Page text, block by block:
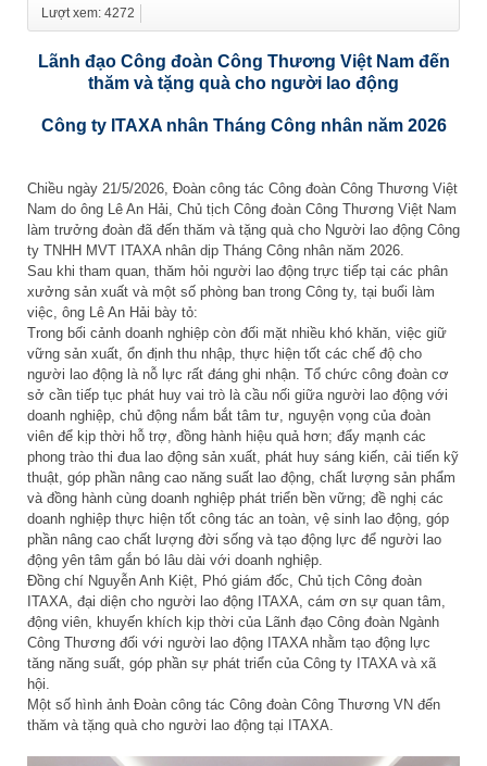
Lượt xem: 4272
Lãnh đạo Công đoàn Công Thương Việt Nam đến
thăm và tặng quà cho người lao động
Công ty ITAXA nhân Tháng Công nhân năm 2026
Chiều ngày 21/5/2026, Đoàn công tác Công đoàn Công Thương Việt
Nam do ông Lê An Hải, Chủ tịch Công đoàn Công Thương Việt Nam
làm trưởng đoàn đã đến thăm và tặng quà cho Người lao động Công
ty TNHH MVT ITAXA nhân dịp Tháng Công nhân năm 2026.
Sau khi tham quan, thăm hỏi người lao động trực tiếp tại các phân
xưởng sản xuất và một số phòng ban trong Công ty, tại buổi làm
việc, ông Lê An Hải bày tỏ:
Trong bối cảnh doanh nghiệp còn đối mặt nhiều khó khăn, việc giữ
vững sản xuất, ổn định thu nhập, thực hiện tốt các chế độ cho
người lao động là nỗ lực rất đáng ghi nhận. Tổ chức công đoàn cơ
sở cần tiếp tục phát huy vai trò là cầu nối giữa người lao động với
doanh nghiệp, chủ động nắm bắt tâm tư, nguyện vọng của đoàn
viên để kịp thời hỗ trợ, đồng hành hiệu quả hơn; đẩy mạnh các
phong trào thi đua lao động sản xuất, phát huy sáng kiến, cải tiến kỹ
thuật, góp phần nâng cao năng suất lao động, chất lượng sản phẩm
và đồng hành cùng doanh nghiệp phát triển bền vững; đề nghị các
doanh nghiệp thực hiện tốt công tác an toàn, vệ sinh lao động, góp
phần nâng cao chất lượng đời sống và tạo động lực để người lao
động yên tâm gắn bó lâu dài với doanh nghiệp.
Đồng chí Nguyễn Anh Kiệt, Phó giám đốc, Chủ tịch Công đoàn
ITAXA, đại diện cho người lao động ITAXA, cám ơn sự quan tâm,
động viên, khuyến khích kịp thời của Lãnh đạo Công đoàn Ngành
Công Thương đối với người lao động ITAXA nhằm tạo động lực
tăng năng suất, góp phần sự phát triển của Công ty ITAXA và xã
hội.
Một số hình ảnh Đoàn công tác Công đoàn Công Thương VN đến
thăm và tặng quà cho người lao động tại ITAXA.